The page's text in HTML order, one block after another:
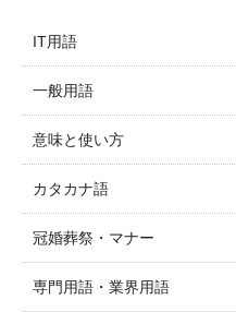
IT用語
一般用語
意味と使い方
カタカナ語
冠婚葬祭・マナー
専門用語・業界用語